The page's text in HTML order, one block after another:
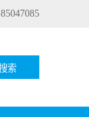
索